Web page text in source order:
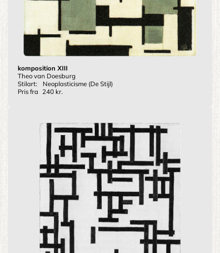
komposition XIII
Theo van Doesburg
Stilart:
Neoplasticisme (De Stijl)
Pris fra
240 kr.